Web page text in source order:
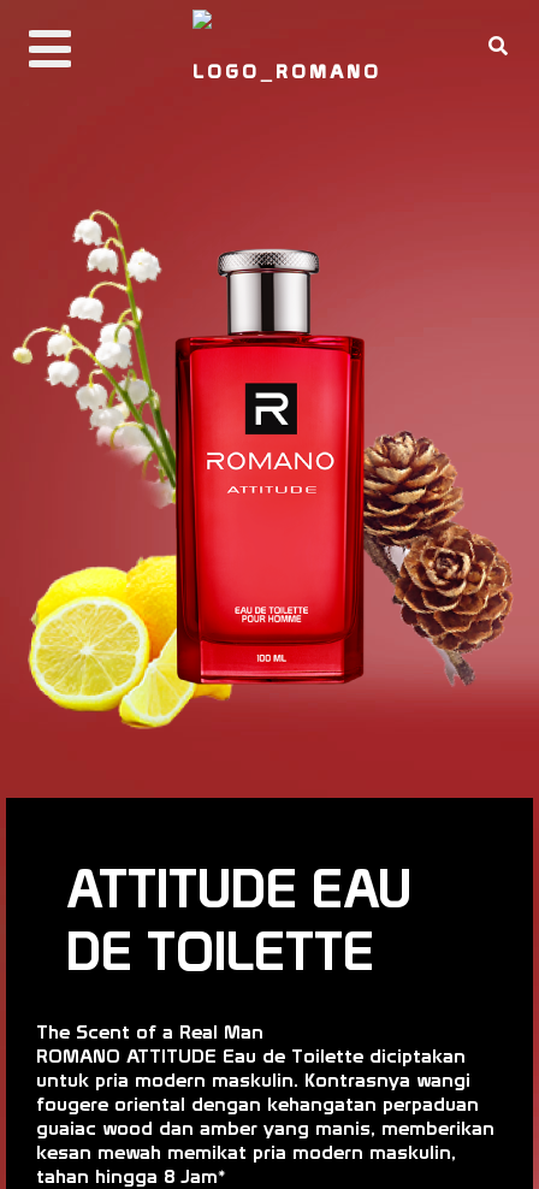
REAL MAN CODE
BUY NOW
ATTITUDE EAU
DE TOILETTE
The Scent of a Real Man
ROMANO ATTITUDE Eau de Toilette diciptakan
untuk pria modern maskulin. Kontrasnya wangi
fougere oriental dengan kehangatan perpaduan
guaiac wood dan amber yang manis, memberikan
kesan mewah memikat pria modern maskulin,
tahan hingga 8 Jam*